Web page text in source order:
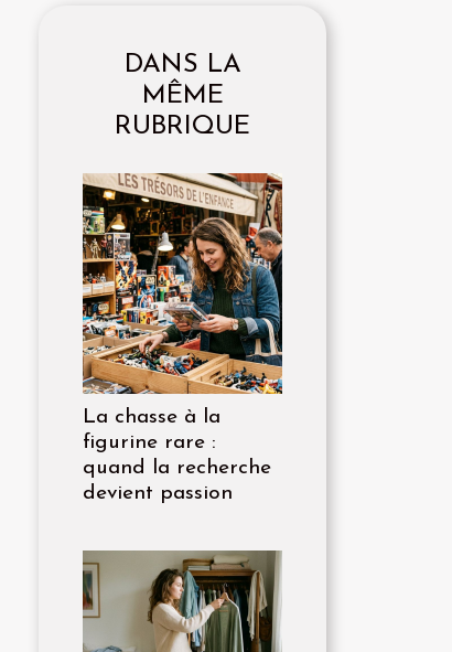
DANS LA
MÊME
RUBRIQUE
La chasse à la
figurine rare :
quand la recherche
devient passion